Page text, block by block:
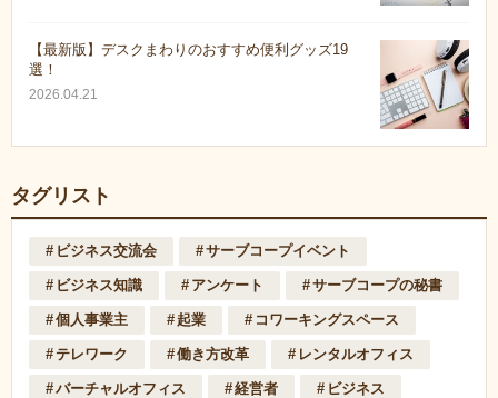
【最新版】デスクまわりのおすすめ便利グッズ19
選！
2026.04.21
タグリスト
ビジネス交流会 サーブコープイベント
ビジネス知識 アンケート サーブコープの秘書
個人事業主 起業 コワーキングスペース
テレワーク 働き方改革 レンタルオフィス
バーチャルオフィス 経営者 ビジネス